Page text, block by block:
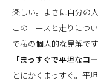
楽しい。まさに自分の
このコースと走りにつ
で私の個人的な見解です
「まっすぐで平坦なコ
とにかくまっすぐ。平